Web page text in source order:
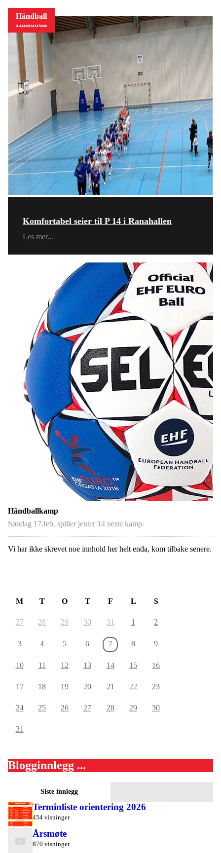
Komfortabel seier til P 14 i Ranahallen
Les mer...
Håndball
Håndballkamp
Søndag 17.feb. spiller jenter 14 neste kamp.
Håndball
Vi har ikke skrevet noe innhold her helt enda, kom tilbake senere.
M T O T F L S
27 28 29 30 31 1 2
3 4 5 6 7 8 9
10 11 12 13 14 15 16
17 18 19 20 21 22 23
24 25 26 27 28 29 30
31
Blogginnlegg ...
Siste innlegg
Terminliste orientering 2026
454 visninger
Årsmøte
870 visninger